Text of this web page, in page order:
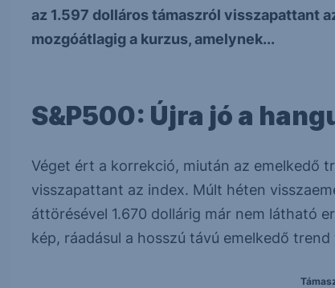
az 1.597 dolláros támaszról visszapattant
mozgóátlagig a kurzus, amelynek...
S&P500: Újra jó a
Véget ért a korrekció, miután az emelkedő
visszapattant az index. Múlt héten
áttörésével 1.670 dollárig már nem látható
kép, ráadásul a hosszú távú emelkedő